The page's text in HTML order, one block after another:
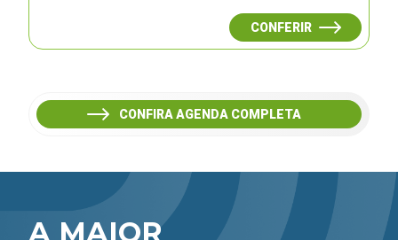
CONFERIR
CONFIRA AGENDA COMPLETA
A MAIOR